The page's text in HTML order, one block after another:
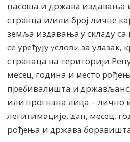
пасоша и држава издавања
странца и/или број личне
земља издавања у складу
се уређују услови за
странаца на територији
месец, година и место
пребивалишта и
или прогнана лица – лично
легитимације, дан, месец,
рођења и држава